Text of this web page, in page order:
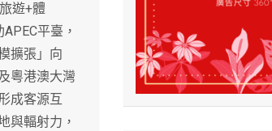
遊+體
平臺，
擴張」向
粵港澳大灣
成客源互
與輻射力，